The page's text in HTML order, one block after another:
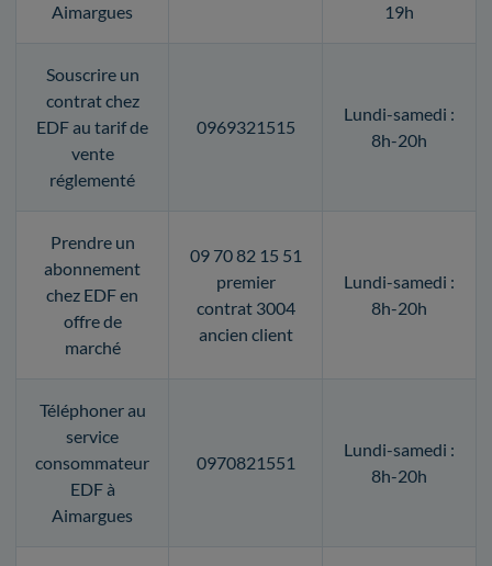
Aimargues
19h
Souscrire un
contrat chez
EDF au tarif de
vente
réglementé
0969321515
Lundi-samedi :
8h-20h
Prendre un
abonnement
chez EDF en
offre de
marché
09 70 82 15 51
premier
contrat 3004
ancien client
Lundi-samedi :
8h-20h
Téléphoner au
service
consommateur
EDF à
Aimargues
0970821551
Lundi-samedi :
8h-20h